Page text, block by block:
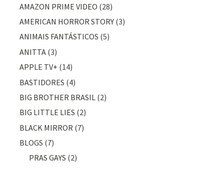
AMAZON PRIME VIDEO (28)
AMERICAN HORROR STORY (3)
ANIMAIS FANTÁSTICOS (5)
ANITTA (3)
APPLE TV+ (14)
BASTIDORES (4)
BIG BROTHER BRASIL (2)
BIG LITTLE LIES (2)
BLACK MIRROR (7)
BLOGS (7)
PRAS GAYS (2)